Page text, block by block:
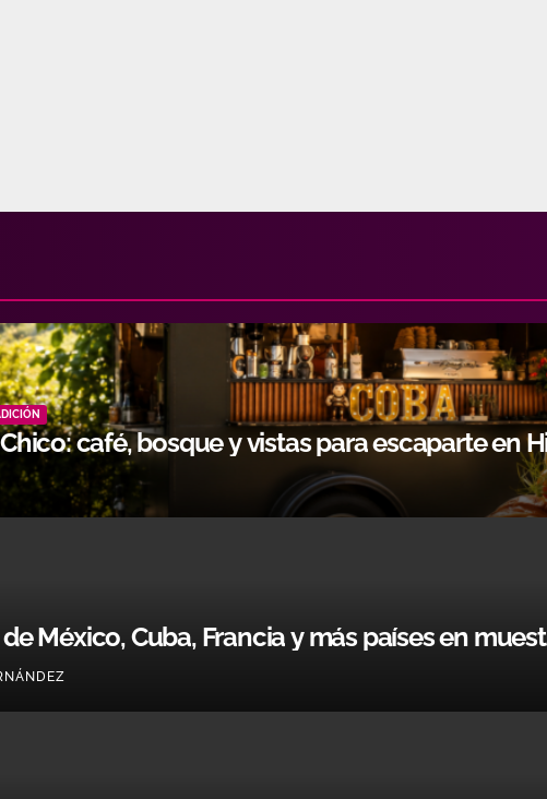
café, bosque y vistas para escaparte en
México, Cuba, Francia y más países en